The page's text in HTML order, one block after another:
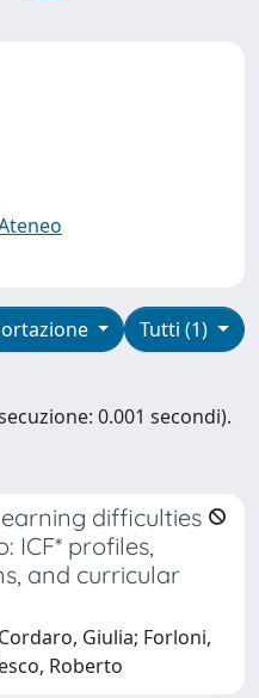
Tutti (1)
0.001 secondi).
difficulties
ICF* profiles,
and curricular
Giulia; Forloni,
Roberto